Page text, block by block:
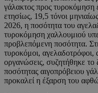
γάλακτος προς τυροκόμηση
ετησίως, 19,5 τόνοι
2026, η ποσότητα του
τυροκόμηση χαλλουμιού
προβλεπόμενη ποσότητα.
τυροκόμοι, αγελαδοτρόφοι,
οργανώσεις, συζητήθηκε το
ποσότητας αιγοπρόβειου
προκαλεί η έξαρση του